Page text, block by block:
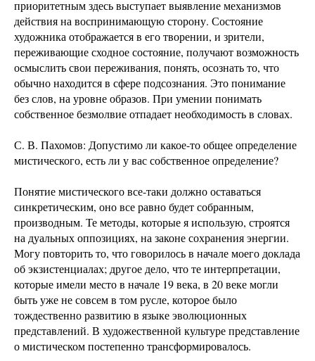
приоритетным здесь выступает выявление механизмов
действия на воспринимающую сторону. Состояние
художника отображается в его творении, и зрители,
переживающие сходное состояние, получают возможность
осмыслить свои переживания, понять, осознать то, что
обычно находится в сфере подсознания. Это понимание
без слов, на уровне образов. При умении понимать
собственное безмолвие отпадает необходимость в словах.
С. В. Пахомов: Допустимо ли какое-то общее определение
мистического, есть ли у вас собственное определение?
Понятие мистического все-таки должно оставаться
синкретическим, оно все равно будет собранным,
производным. Те методы, которые я использую, строятся
на дуальных оппозициях, на законе сохранения энергии.
Могу повторить то, что говорилось в начале моего доклада
об экзистенциалах; другое дело, что те интерпретации,
которые имели место в начале 19 века, в 20 веке могли
быть уже не совсем в том русле, которое было
тождественно развитию в языке эволюционных
представлений. В художественной культуре представление
о мистическом постепенно трансформировалось.